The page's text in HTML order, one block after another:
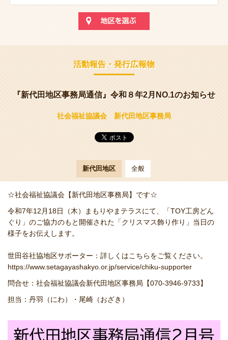
活動報告・発行広報物
『新代田地区事務局通信』令和８年2月NO.1のお知らせ
社会福祉協議会 新代田地区事務局
新代田地区 全般
☆社会福祉協議会【新代田地区事務局】です☆
令和7年12月18日（木）まもりやまテラスにて、「TOY工房どん
ぐり」のご協力のもと開催された「クリスマス飾り作り」当日の
様子をお伝えします。
世田谷社協地区サポーター：詳しくはこちらをご覧ください。
https://www.setagayashakyo.or.jp/service/chiku-supporter
問合せ：社会福祉協議会新代田地区事務局【070-3946-9733】
担当：丹羽（にわ）・尾崎（おざき）